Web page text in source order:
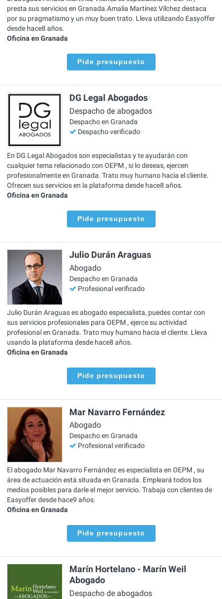
presta sus servicios en Granada.Amalia Martínez Vílchez destaca
por su pragmatismo y un muy buen trato. Lleva utilizando Easyoffer
desde hace8 años.
Oficina en Granada
Pide presupuesto
DG Legal Abogados
Despacho de abogados
Despacho en Granada
Despacho verificado
En DG Legal Abogados son especialistas y te ayudarán con
cualquier tema relacionado con OEPM , si lo deseas, ejercen
profesionalmente en Granada. Trato muy humano hacia el cliente.
Ofrecen sus servicios en la plataforma desde hace8 años.
Oficina en Granada
Pide presupuesto
Julio Durán Araguas
Abogado
Despacho en Granada
Profesional verificado
Julio Durán Araguas es abogado especialista, puedes contar con
sus servicios profesionales para OEPM , ejerce su actividad
profesional en Granada. Trato muy humano hacia el cliente. Lleva
usando la plataforma desde hace8 años.
Oficina en Granada
Pide presupuesto
Mar Navarro Fernández
Abogado
Despacho en Granada
Profesional verificado
El abogado Mar Navarro Fernández es especialista en OEPM , su
área de actuación está situada en Granada. Empleará todos los
medios posibles para darle el mejor servicio. Trabaja con clientes de
Easyoffer desde hace9 años.
Oficina en Granada
Pide presupuesto
Marín Hortelano - Marín Weil
Abogado
Despacho de abogados